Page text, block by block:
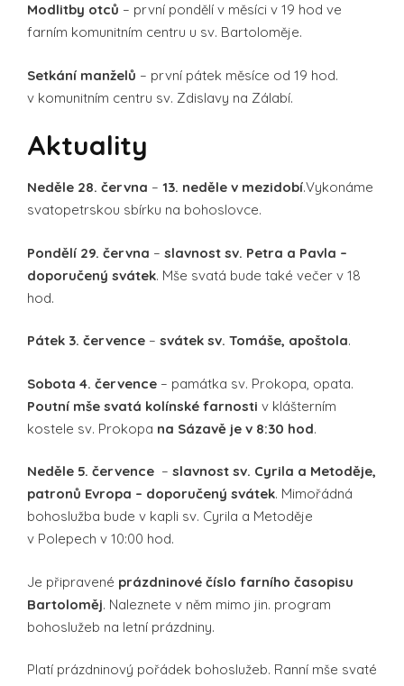
Modlitby otců – první pondělí v měsíci v 19 hod ve
farním komunitním centru u sv. Bartoloměje.
Setkání manželů – první pátek měsíce od 19 hod.
v komunitním centru sv. Zdislavy na Zálabí.
Aktuality
Neděle 28. června – 13. neděle v mezidobí.Vykonáme
svatopetrskou sbírku na bohoslovce.
Pondělí 29. června – slavnost sv. Petra a Pavla –
doporučený svátek. Mše svatá bude také večer v 18
hod.
Pátek 3. července – svátek sv. Tomáše, apoštola.
Sobota 4. července – památka sv. Prokopa, opata.
Poutní mše svatá kolínské farnosti v klášterním
kostele sv. Prokopa na Sázavě je v 8:30 hod.
Neděle 5. července – slavnost sv. Cyrila a Metoděje,
patronů Evropa – doporučený svátek. Mimořádná
bohoslužba bude v kapli sv. Cyrila a Metoděje
v Polepech v 10:00 hod.
Je připravené prázdninové číslo farního časopisu
Bartoloměj. Naleznete v něm mimo jin. program
bohoslužeb na letní prázdniny.
Platí prázdninový pořádek bohoslužeb. Ranní mše svaté